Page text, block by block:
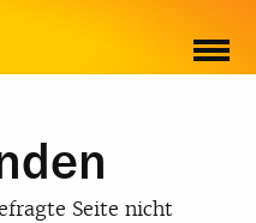
Seite nicht